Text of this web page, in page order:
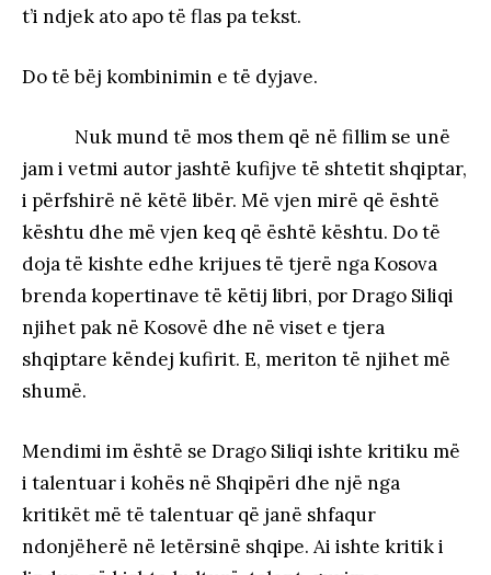
t’i ndjek ato apo të flas pa tekst.
Do të bëj kombinimin e të dyjave.
Nuk mund të mos them që në fillim se unë
jam i vetmi autor jashtë kufijve të shtetit shqiptar,
i përfshirë në këtë libër. Më vjen mirë që është
kështu dhe më vjen keq që është kështu. Do të
doja të kishte edhe krijues të tjerë nga Kosova
brenda kopertinave të këtij libri, por Drago Siliqi
njihet pak në Kosovë dhe në viset e tjera
shqiptare këndej kufirit. E, meriton të njihet më
shumë.
Mendimi im është se Drago Siliqi ishte kritiku më
i talentuar i kohës në Shqipëri dhe një nga
kritikët më të talentuar që janë shfaqur
ndonjëherë në letërsinë shqipe. Ai ishte kritik i